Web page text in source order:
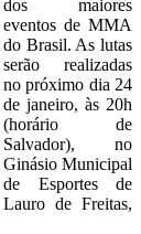
dos maiores
eventos de MMA
do Brasil. As lutas
serão realizadas
no próximo dia 24
de janeiro, às 20h
(horário de
Salvador), no
Ginásio Municipal
de Esportes de
Lauro de Freitas,